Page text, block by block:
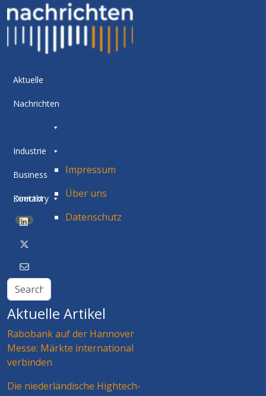
Aktuelle
Nachrichten
Industrie
Business
Directory
BETA
Kontakt
Impressum
Über uns
Datenschutz
Aktuelle Artikel
Rabobank auf der Hannover
Messe: Märkte international
verbinden
Die niederländische Hightech-